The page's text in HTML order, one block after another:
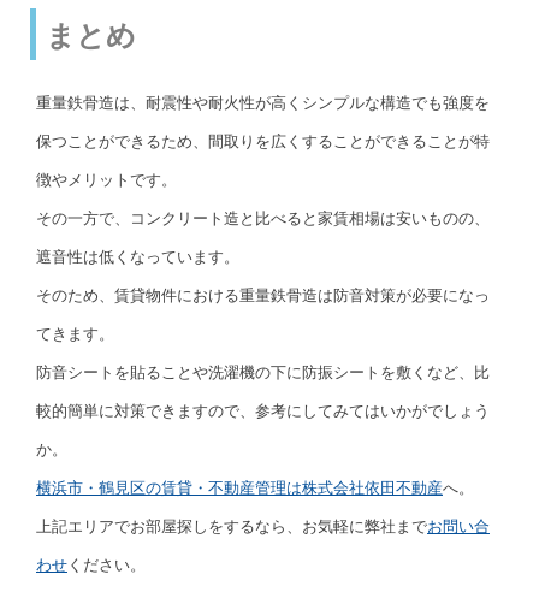
まとめ
重量鉄骨造は、耐震性や耐火性が高くシンプルな構造でも強度を
保つことができるため、間取りを広くすることができることが特
徴やメリットです。
その一方で、コンクリート造と比べると家賃相場は安いものの、
遮音性は低くなっています。
そのため、賃貸物件における重量鉄骨造は防音対策が必要になっ
てきます。
防音シートを貼ることや洗濯機の下に防振シートを敷くなど、比
較的簡単に対策できますので、参考にしてみてはいかがでしょう
か。
横浜市・鶴見区の賃貸・不動産管理は株式会社依田不動産へ。
上記エリアでお部屋探しをするなら、お気軽に弊社までお問い合
わせ ください。